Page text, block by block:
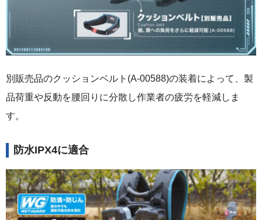
別販売品のクッションベルト(A-00588)の装着によって、製
品荷重や反動を腰回りに分散し作業者の疲労を軽減しま
す。
防水IPX4に適合